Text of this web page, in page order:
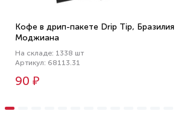
Кофе в дрип-пакете Drip Tip, Бразилия
Моджиана
На складе: 1338 шт
Артикул: 68113.31
90 ₽